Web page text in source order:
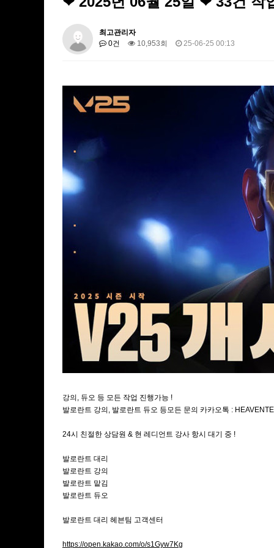
최고관리자
0건
10,953회 25-06-25 00:13
강의, 듀오 등 모든 작업 진행가능 !
발로란트 강의, 발로란트 듀오 등모든 문의 카카오톡 :
24시 친절한 상담원 & 현 레디언트 강사 항시 대기 중 !
발로란트 대리
발로란트 강의
발로란트 맡김
발로란트 듀오
발로란트 대리 헤븐팀 고객센터
https://open.kakao.com/o/s1Gyw7Kg